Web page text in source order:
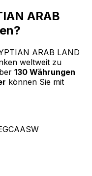
ARAB
ARAB LAND
weltweit zu
130 Währungen
können Sie mit